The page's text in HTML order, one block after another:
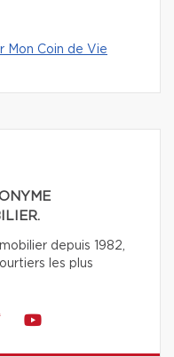
Mon Coin de Vie
depuis 1982,
les plus